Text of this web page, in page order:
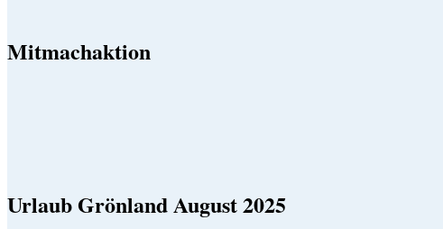
Mitmachaktion
Urlaub Grönland August 2025